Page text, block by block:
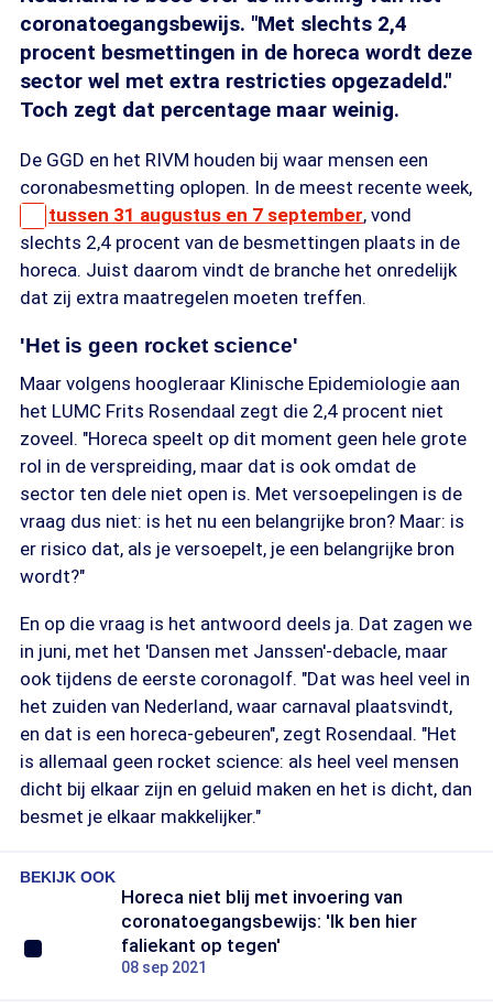
coronatoegangsbewijs. "Met slechts 2,4
procent besmettingen in de horeca wordt deze
sector wel met extra restricties opgezadeld."
Toch zegt dat percentage maar weinig.
De GGD en het RIVM houden bij waar mensen een
coronabesmetting oplopen. In de meest recente week,
tussen 31 augustus en 7 september, vond
slechts 2,4 procent van de besmettingen plaats in de
horeca. Juist daarom vindt de branche het onredelijk
dat zij extra maatregelen moeten treffen.
'Het is geen rocket science'
Maar volgens hoogleraar Klinische Epidemiologie aan
het LUMC Frits Rosendaal zegt die 2,4 procent niet
zoveel. "Horeca speelt op dit moment geen hele grote
rol in de verspreiding, maar dat is ook omdat de
sector ten dele niet open is. Met versoepelingen is de
vraag dus niet: is het nu een belangrijke bron? Maar: is
er risico dat, als je versoepelt, je een belangrijke bron
wordt?"
En op die vraag is het antwoord deels ja. Dat zagen we
in juni, met het 'Dansen met Janssen'-debacle, maar
ook tijdens de eerste coronagolf. "Dat was heel veel in
het zuiden van Nederland, waar carnaval plaatsvindt,
en dat is een horeca-gebeuren", zegt Rosendaal. "Het
is allemaal geen rocket science: als heel veel mensen
dicht bij elkaar zijn en geluid maken en het is dicht, dan
besmet je elkaar makkelijker."
BEKIJK OOK
Horeca niet blij met invoering van
coronatoegangsbewijs: 'Ik ben hier
faliekant op tegen'
08 sep 2021